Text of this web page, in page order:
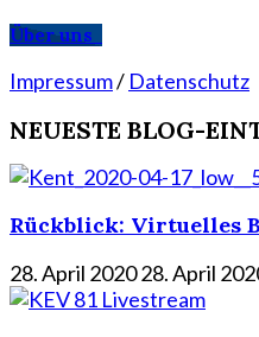
Über uns
Impressum/ Datenschutz
NEUESTE BLOG-
Rückblick: Virtuelles
28. April 202028. April